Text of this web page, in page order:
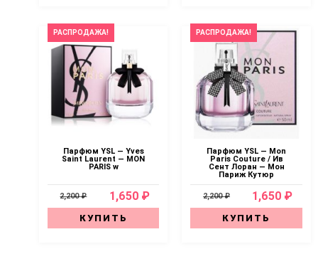
РАСПРОДАЖА!
Парфюм YSL — Yves
Saint Laurent — MON
PARIS w
2,200 ₽ 1,650 ₽
КУПИТЬ
РАСПРОДАЖА!
Парфюм YSL — Mon
Paris Couture / Ив
Сент Лоран — Мон
Париж Кутюр
2,200 ₽ 1,650 ₽
КУПИТЬ